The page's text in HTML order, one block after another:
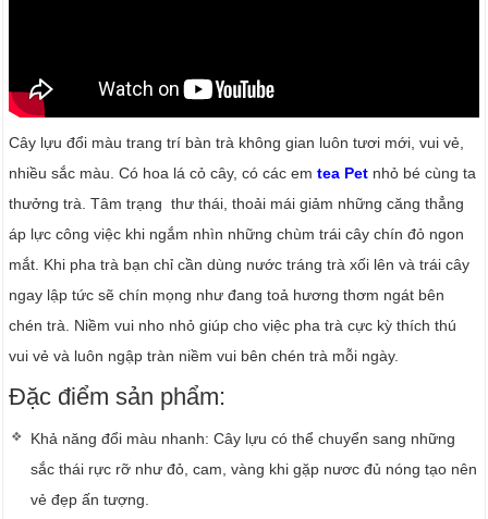
Cây lựu đổi màu trang trí bàn trà không gian luôn tươi mới, vui vẻ,
nhiều sắc màu. Có hoa lá cỏ cây, có các emtea Pet nhỏ bé cùng ta
thưởng trà. Tâm trạng thư thái, thoải mái giảm những căng thẳng
áp lực công việc khi ngắm nhìn những chùm trái cây chín đỏ ngon
mắt. Khi pha trà bạn chỉ cần dùng nước tráng trà xối lên và trái cây
ngay lập tức sẽ chín mọng như đang toả hương thơm ngát bên
chén trà. Niềm vui nho nhỏ giúp cho việc pha trà cực kỳ thích thú
vui vẻ và luôn ngập tràn niềm vui bên chén trà mỗi ngày.
Đặc điểm sản phẩm:
Khả năng đổi màu nhanh: Cây lựu có thể chuyển sang những
sắc thái rực rỡ như đỏ, cam, vàng khi gặp nươc đủ nóng tạo nên
vẻ đẹp ấn tượng.